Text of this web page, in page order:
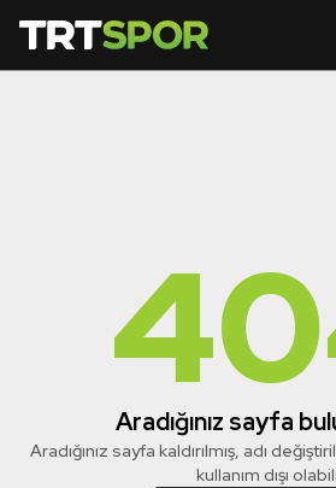
Aradığınız sayfa
Aradığınız sayfa kaldırılmış, adı
kullanım dışı